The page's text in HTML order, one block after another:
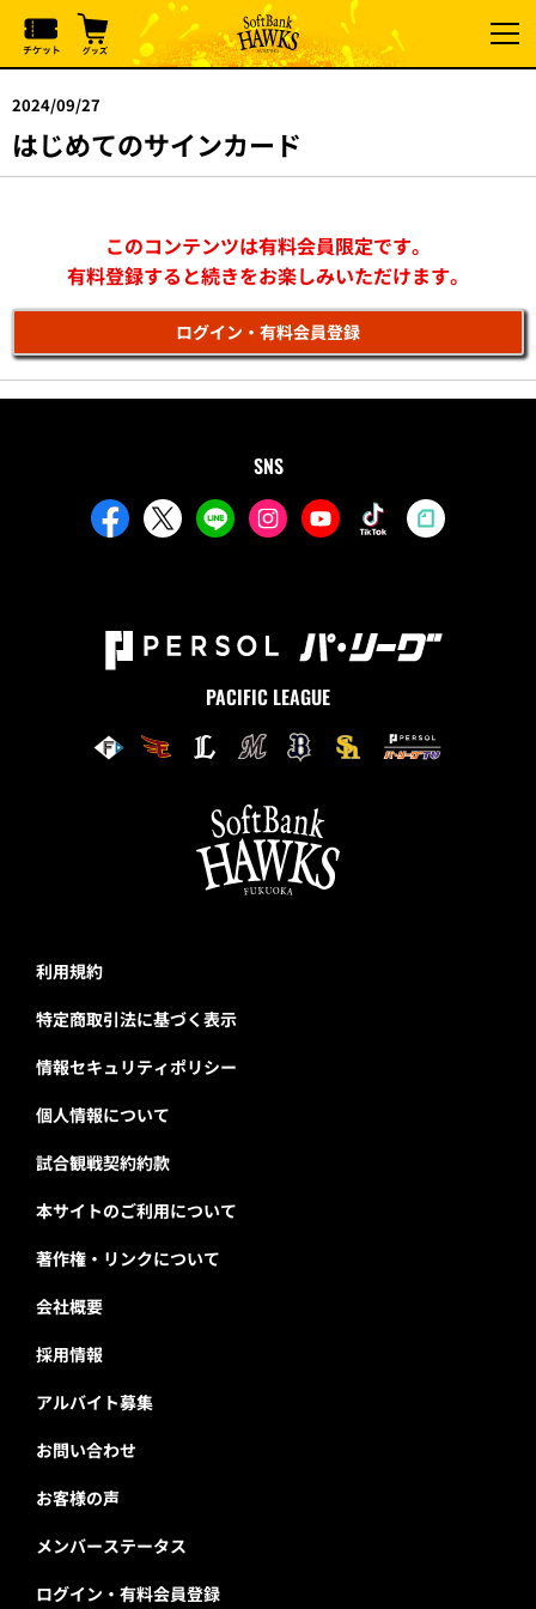
2024/09/27
はじめてのサインカード
このコンテンツは有料会員限定です。
有料登録すると続きをお楽しみいただけます。
ログイン・有料会員登録
SNS
PACIFIC LEAGUE
利用規約
特定商取引法に基づく表示
情報セキュリティポリシー
個人情報について
試合観戦契約約款
本サイトのご利用について
著作権・リンクについて
会社概要
採用情報
アルバイト募集
お問い合わせ
お客様の声
メンバーステータス
ログイン・有料会員登録